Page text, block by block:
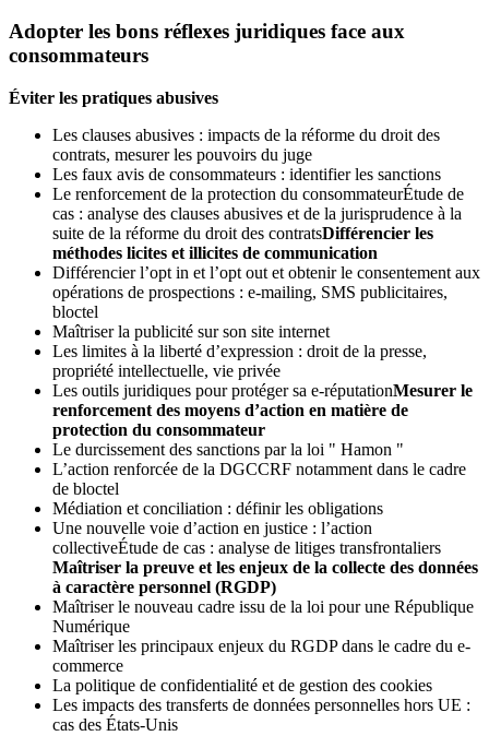
Adopter les bons réflexes juridiques face aux
consommateurs
Éviter les pratiques abusives
Les clauses abusives : impacts de la réforme du droit des
contrats, mesurer les pouvoirs du juge
Les faux avis de consommateurs : identifier les sanctions
Le renforcement de la protection du consommateurÉtude de
cas : analyse des clauses abusives et de la jurisprudence à la
suite de la réforme du droit des contratsDifférencier les
méthodes licites et illicites de communication
Différencier l’opt in et l’opt out et obtenir le consentement aux
opérations de prospections : e-mailing, SMS publicitaires,
bloctel
Maîtriser la publicité sur son site internet
Les limites à la liberté d’expression : droit de la presse,
propriété intellectuelle, vie privée
Les outils juridiques pour protéger sa e-réputationMesurer le
renforcement des moyens d’action en matière de
protection du consommateur
Le durcissement des sanctions par la loi " Hamon "
L’action renforcée de la DGCCRF notamment dans le cadre
de bloctel
Médiation et conciliation : définir les obligations
Une nouvelle voie d’action en justice : l’action
collectiveÉtude de cas : analyse de litiges transfrontaliers
Maîtriser la preuve et les enjeux de la collecte des données
à caractère personnel (RGDP)
Maîtriser le nouveau cadre issu de la loi pour une République
Numérique
Maîtriser les principaux enjeux du RGDP dans le cadre du e-
commerce
La politique de confidentialité et de gestion des cookies
Les impacts des transferts de données personnelles hors UE :
cas des États-Unis